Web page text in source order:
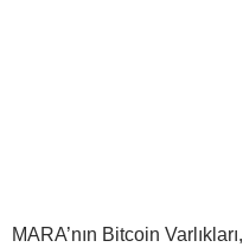
MARA’nın Bitcoin Varlıkları,